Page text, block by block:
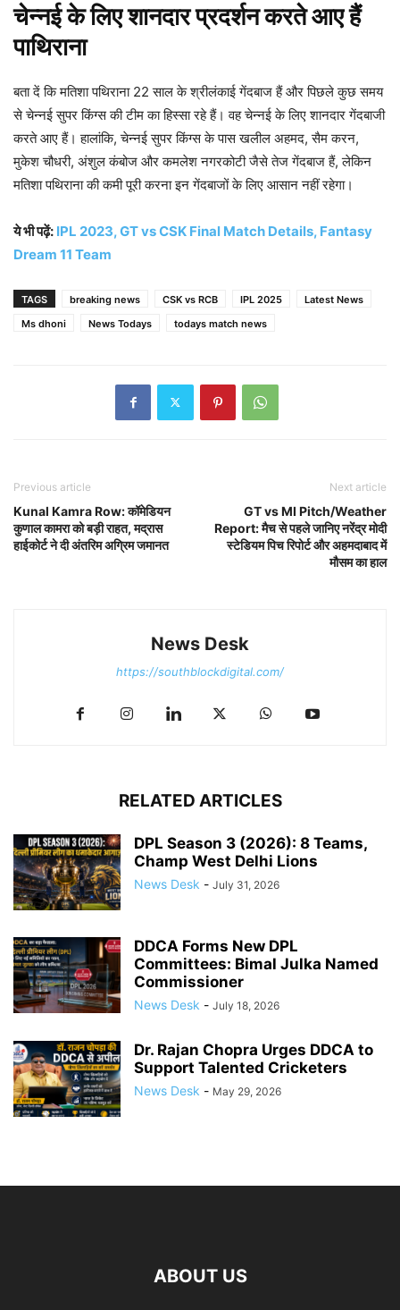
चेन्नई के लिए शानदार प्रदर्शन करते आए हैं
पाथिराना
बता दें कि मतिशा पथिराना 22 साल के श्रीलंकाई गेंदबाज हैं और पिछले कुछ समय
से चेन्नई सुपर किंग्स की टीम का हिस्सा रहे हैं। वह चेन्नई के लिए शानदार गेंदबाजी
करते आए हैं। हालांकि, चेन्नई सुपर किंग्स के पास खलील अहमद, सैम करन,
मुकेश चौधरी, अंशुल कंबोज और कमलेश नगरकोटी जैसे तेज गेंदबाज हैं, लेकिन
मतिशा पथिराना की कमी पूरी करना इन गेंदबाजों के लिए आसान नहीं रहेगा।
ये भी पढ़ें: IPL 2023, GT vs CSK Final Match Details, Fantasy
Dream 11 Team
TAGS breaking news CSK vs RCB IPL 2025
Latest News
Ms dhoni
News Todays todays match news
Previous article
Kunal Kamra Row: कॉमेडियन
कुणाल कामरा को बड़ी राहत, मद्रास
हाईकोर्ट ने दी अंतरिम अग्रिम जमानत
Next article
GT vs MI Pitch/Weather
Report: मैच से पहले जानिए नरेंद्र मोदी
स्टेडियम पिच रिपोर्ट और अहमदाबाद में
मौसम का हाल
News Desk
https://southblockdigital.com/
RELATED ARTICLES
DPL Season 3 (2026): 8 Teams,
Champ West Delhi Lions
News Desk - July 31, 2026
DDCA Forms New DPL
Committees: Bimal Julka Named
Commissioner
News Desk - July 18, 2026
Dr. Rajan Chopra Urges DDCA to
Support Talented Cricketers
News Desk - May 29, 2026
ABOUT US